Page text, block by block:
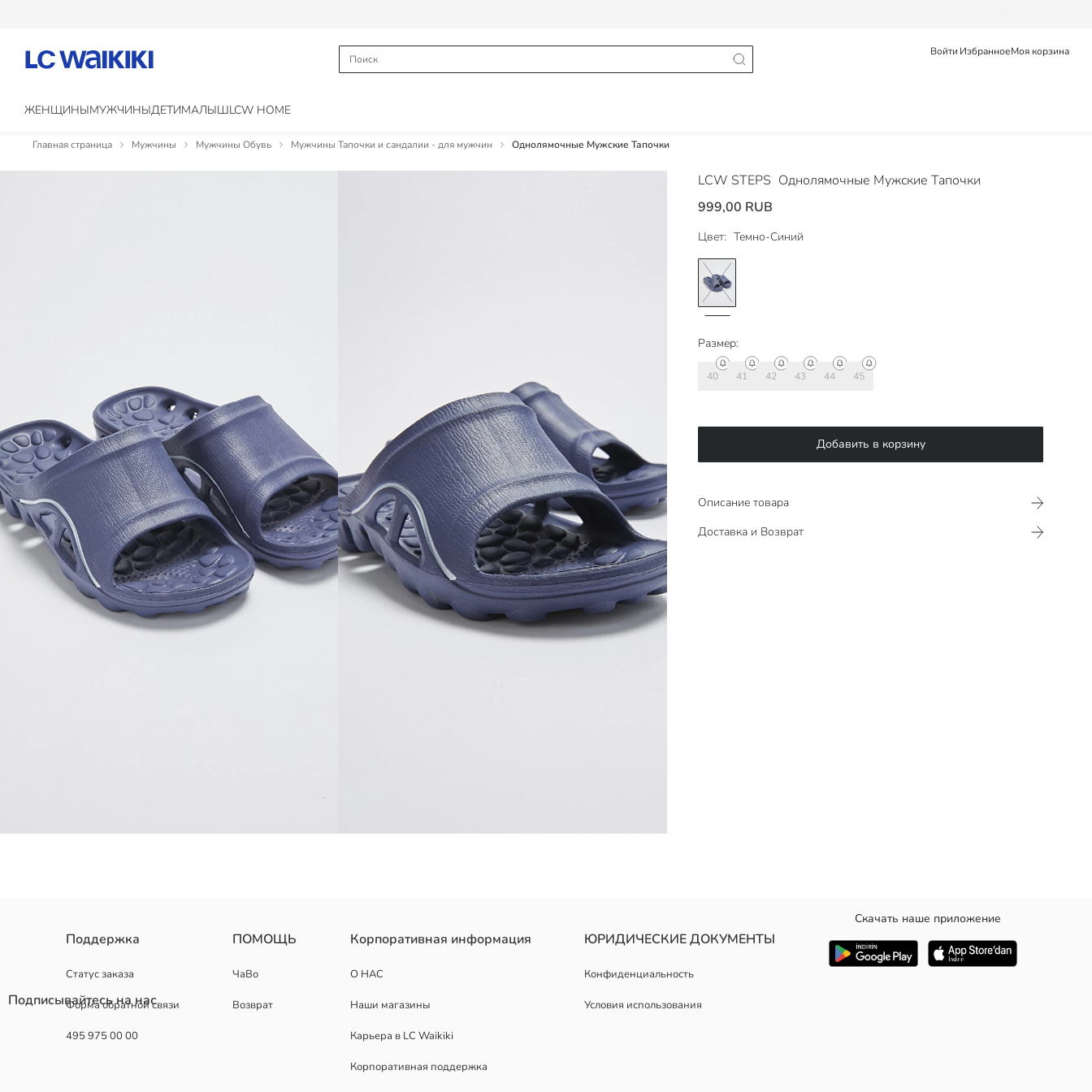
Войти ИзбранноеМоя корзина
ЖЕНЩИНЫМУЖЧИНЫДЕТИМАЛЫШLCW HOME
Главная страница Мужчины Мужчины Обувь Мужчины Тапочки и сандалии - для мужчин Однолямочные Мужские Тапочки
LCW STEPS Однолямочные Мужские Тапочки
999,00 RUB
Цвет: Темно-Синий
Размер:
40 41 42 43 44 45
Добавить в корзину
Описание товара
Доставка и Возврат
Пол:
Поддержка
Статус заказа
Форма обратной связи
495 975 00 00
ПОМОЩЬ
ЧаВо
Возврат
Корпоративная информация
О НАС
Наши магазины
Карьера в LC Waikiki
Корпоративная поддержка
ЮРИДИЧЕСКИЕ ДОКУМЕНТЫ
Конфиденциальность
Условия использования
Скачать наше приложение
Подписывайтесь на нас